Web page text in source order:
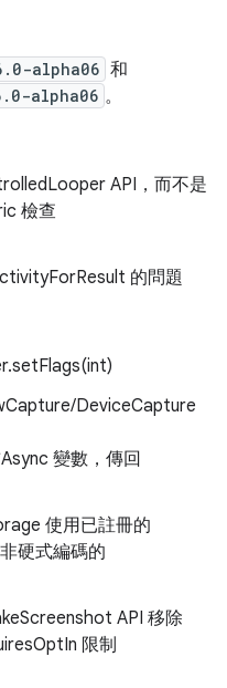
alpha06 和
alpha06 。
API，而不是
檢查
的問題
DeviceCapture
變數，傳回
使用已註冊的
硬式編碼的
API 移除
限制